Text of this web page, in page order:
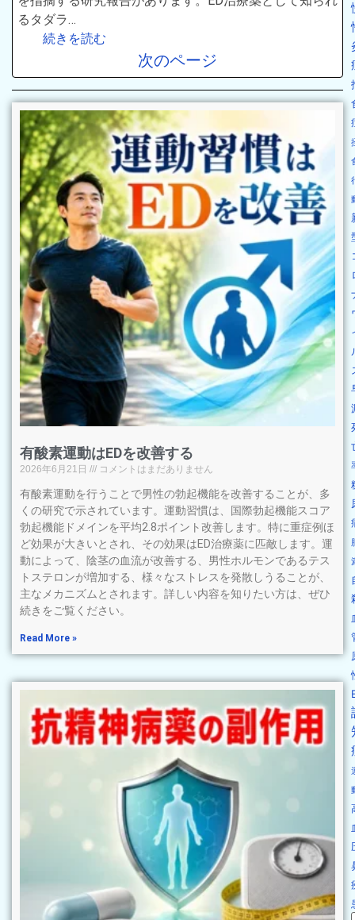
るタダラ…
続きを読む
次のページ
有酸素運動はEDを改善する
2026年6月21日 コメントはまだありません
有酸素運動を行うことで男性の勃起機能を改善することが、多
くの研究で示されています。運動習慣は、国際勃起機能スコア
勃起機能ドメインを平均2.8ポイント改善します。特に重症例ほ
ど効果が大きいとされ、その効果はED治療薬に匹敵します。運
動によって、陰茎の血流が改善する、男性ホルモンであるテス
トステロンが増加する、様々なストレスを発散しうることが、
主なメカニズムとされます。詳しい内容を知りたい方は、ぜひ
続きをご覧ください。
Read More »